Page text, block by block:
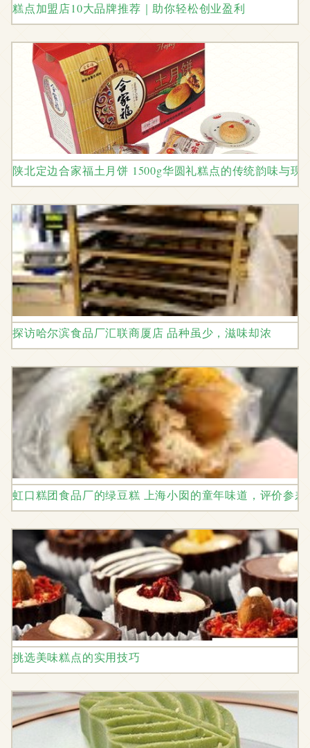
糕点加盟店10大品牌推荐｜助你轻松创业盈利
陕北定边合家福土月饼 1500g华圆礼糕点的传统韵味与现
探访哈尔滨食品厂汇联商厦店 品种虽少，滋味却浓
虹口糕团食品厂的绿豆糕 上海小囡的童年味道，评价参
挑选美味糕点的实用技巧